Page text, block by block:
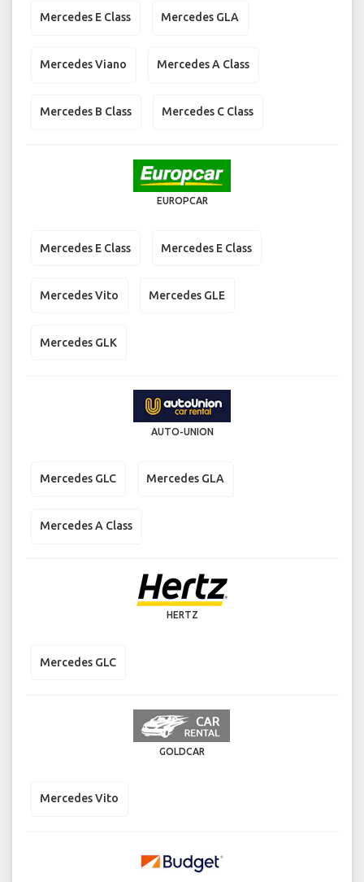
Mercedes E Class Mercedes GLA
Mercedes Viano Mercedes A Class
Mercedes B Class Mercedes C Class
EUROPCAR
Mercedes E Class Mercedes E Class
Mercedes Vito Mercedes GLE
Mercedes GLK
AUTO-UNION
Mercedes GLC Mercedes GLA
Mercedes A Class
HERTZ
Mercedes GLC
GOLDCAR
Mercedes Vito